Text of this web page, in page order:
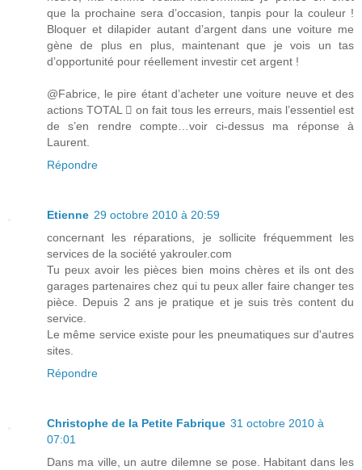
que la prochaine sera d’occasion, tanpis pour la couleur !
Bloquer et dilapider autant d’argent dans une voiture me
gène de plus en plus, maintenant que je vois un tas
d’opportunité pour réellement investir cet argent !
@Fabrice, le pire étant d’acheter une voiture neuve et des
actions TOTAL  on fait tous les erreurs, mais l’essentiel est
de s’en rendre compte…voir ci-dessus ma réponse à
Laurent.
Répondre
Etienne 29 octobre 2010 à 20:59
concernant les réparations, je sollicite fréquemment les
services de la société yakrouler.com
Tu peux avoir les pièces bien moins chères et ils ont des
garages partenaires chez qui tu peux aller faire changer tes
pièce. Depuis 2 ans je pratique et je suis très content du
service.
Le même service existe pour les pneumatiques sur d'autres
sites.
Répondre
Christophe de la Petite Fabrique 31 octobre 2010 à
07:01
Dans ma ville, un autre dilemne se pose. Habitant dans les